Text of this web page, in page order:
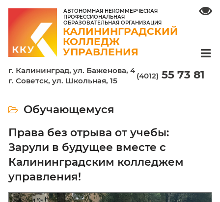
АВТОНОМНАЯ НЕКОММЕРЧЕСКАЯ
ПРОФЕССИОНАЛЬНАЯ
ОБРАЗОВАТЕЛЬНАЯ ОРГАНИЗАЦИЯ
КАЛИНИНГРАДСКИЙ
КОЛЛЕДЖ
г. Калининград, ул. Баженова, 4
Обучающемуся
Права без отрыва от учебы:
Зарули в будущее вместе с
Калининградским колледжем